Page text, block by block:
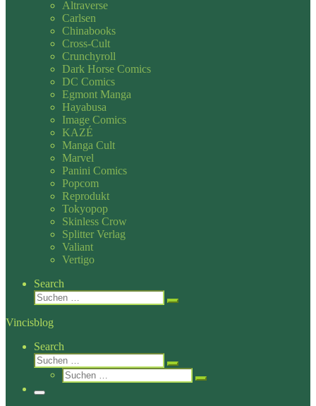
Altraverse
Carlsen
Chinabooks
Cross-Cult
Crunchyroll
Dark Horse Comics
DC Comics
Egmont Manga
Hayabusa
Image Comics
KAZÉ
Manga Cult
Marvel
Panini Comics
Popcom
Reprodukt
Tokyopop
Skinless Crow
Splitter Verlag
Valiant
Vertigo
Search
Suche
Suchen …
Vincisblog
Search
Suche
Suchen …
Suche
Suchen …
Menü